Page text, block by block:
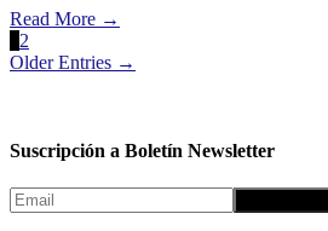
Read More →
2
Older Entries →
Suscripción a Boletín Newsletter